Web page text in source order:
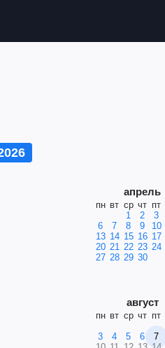
апрель
пн вт ср чт пт
1
2 3
6
7 8 9 10
13 14 15 16 17
20 21 22 23 24
27 28 29 30
август
пн вт ср чт пт
3
4 5 6 7